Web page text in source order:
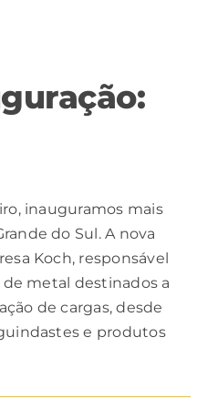
inauguramos mais
do Sul. A nova
Koch, responsável
metal destinados a
de cargas, desde
e produtos